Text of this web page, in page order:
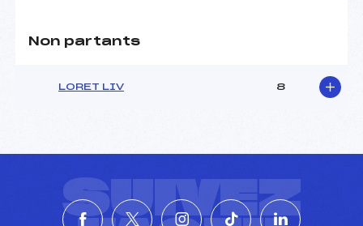
Non partants
LORET LIV 8
SUIVEZ